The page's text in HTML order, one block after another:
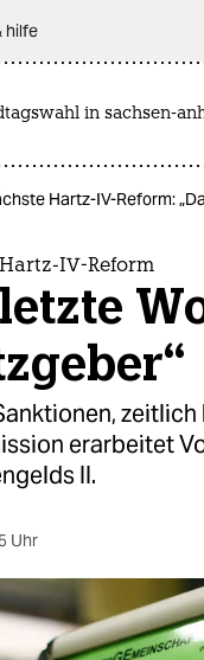
hilfe
in sachsen-
Hartz-IV-Reform:
IV-Reform
erarbeitet
II.
Uhr